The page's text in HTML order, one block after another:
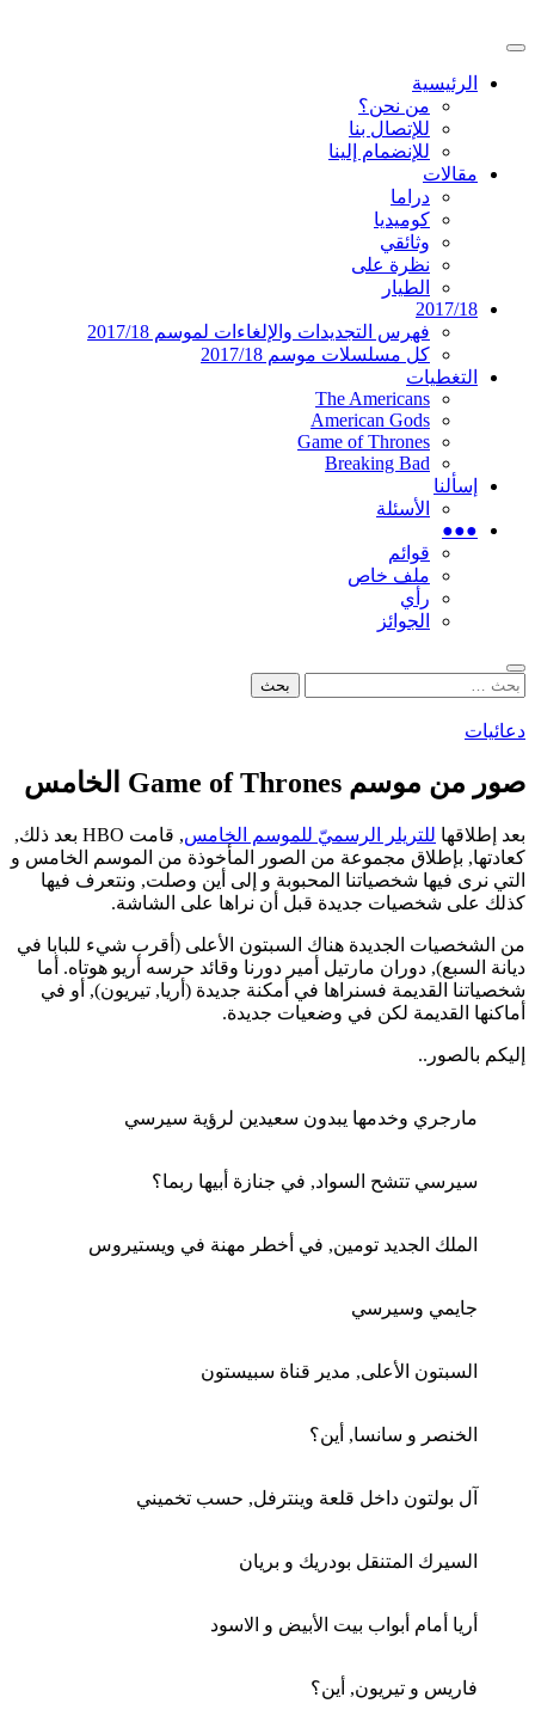
إلى
دليل التلفزيون العربي
موقع عربي متخصص في أخبار ومقالات حول
المسلسلات الأجنبية
القائمة
الرئيسيةالرئيسية
من نحن؟
للإتصال بنا
للإنضمام إلينا
مقالات
دراما
كوميديا
وثائقي
نظرة على
الطيار
2017/18
فهرس التجديدات والإلغاءات لموسم 2017/18
كل مسلسلات موسم 2017/18
التغطيات
The Americans
American Gods
Game of Thrones
Breaking Bad
إسألنا
الأسئلة
●●●
قوائم
ملف خاص
رأي
الجوائز
بحث
البحث
دعائيات
صور من موسم Game of Thrones الخامس
بعد إطلاقها للتريلر الرسميّ للموسم الخامس
, قامت HBO بعد ذلك,
كعادتها, بإطلاق مجموعة من الصور المأخوذة من الموسم الخامس و
التي نرى فيها شخصياتنا المحبوبة و إلى أين وصلت, ونتعرف فيها
كذلك على شخصيات جديدة قبل أن نراها على الشاشة.
من الشخصيات الجديدة هناك السبتون الأعلى (أقرب شيء للبابا في
ديانة السبع), دوران مارتيل أمير دورنا وقائد حرسه أريو هوتاه. أما
شخصياتنا القديمة فسنراها في أمكنة جديدة (أريا, تيريون), أو في
أماكنها القديمة لكن في وضعيات جديدة.
إليكم بالصور..
مارجري وخدمها يبدون سعيدين لرؤية سيرسي
سيرسي تتشح السواد, في جنازة أبيها ربما؟
الملك الجديد تومين, في أخطر مهنة في ويستيروس
جايمي وسيرسي
السبتون الأعلى, مدير قناة سبيستون
الخنصر و سانسا, أين؟
آل بولتون داخل قلعة وينترفل, حسب تخميني
السيرك المتنقل بودريك و بريان
أريا أمام أبواب بيت الأبيض و الاسود
فاريس و تيريون, أين؟